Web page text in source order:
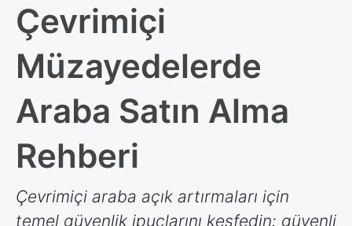
Çevrimiçi
Müzayedelerde
Araba Satın Alma
Rehberi
Çevrimiçi araba açık artırmaları için
temel güvenlik ipuçlarını keşfedin: güvenli